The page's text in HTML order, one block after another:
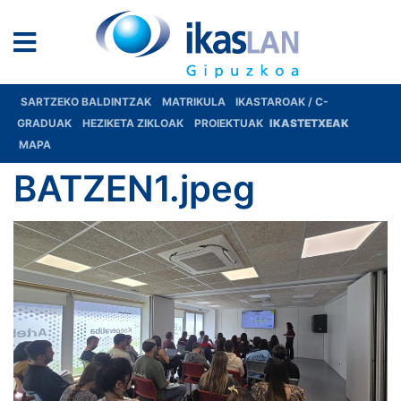
SARTZEKO BALDINTZAK MATRIKULA
IKASTAROAK / C-
GRADUAK
HEZIKETA ZIKLOAK PROIEKTUAK IKASTETXEAK
MAPA
BATZEN1.jpeg